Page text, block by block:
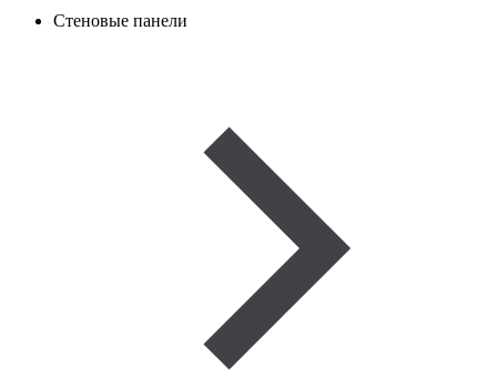
Стеновые панели